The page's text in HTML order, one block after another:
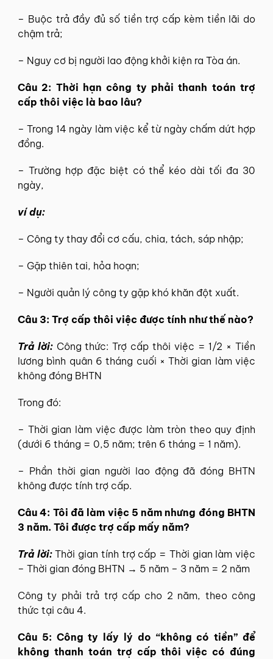
– Buộc trả đầy đủ số tiền trợ cấp kèm tiền lãi do
chậm trả;
– Nguy cơ bị người lao động khởi kiện ra Tòa án.
Câu 2: Thời hạn công ty phải thanh toán trợ
cấp thôi việc là bao lâu?
– Trong 14 ngày làm việc kể từ ngày chấm dứt hợp
đồng.
– Trường hợp đặc biệt có thể kéo dài tối đa 30
ngày,
ví dụ:
– Công ty thay đổi cơ cấu, chia, tách, sáp nhập;
– Gặp thiên tai, hỏa hoạn;
– Người quản lý công ty gặp khó khăn đột xuất.
Câu 3: Trợ cấp thôi việc được tính như thế nào?
Trả lời: Công thức: Trợ cấp thôi việc = 1/2 × Tiền
lương bình quân 6 tháng cuối × Thời gian làm việc
không đóng BHTN
Trong đó:
– Thời gian làm việc được làm tròn theo quy định
(dưới 6 tháng = 0,5 năm; trên 6 tháng = 1 năm).
– Phần thời gian người lao động đã đóng BHTN
không được tính trợ cấp.
Câu 4: Tôi đã làm việc 5 năm nhưng đóng BHTN
3 năm. Tôi được trợ cấp mấy năm?
Trả lời:Thời gian tính trợ cấp = Thời gian làm việc
– Thời gian đóng BHTN → 5 năm – 3 năm = 2 năm
Công ty phải trả trợ cấp cho 2 năm, theo công
thức tại câu 4.
Câu 5: Công ty lấy lý do “không có tiền” để
không thanh toán trợ cấp thôi việc có đúng